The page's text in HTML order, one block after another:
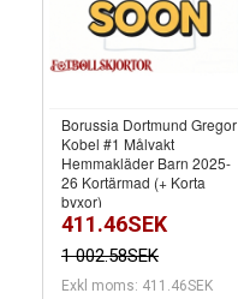
Borussia Dortmund Gregor
Kobel #1 Målvakt
Hemmakläder Barn 2025-
26 Kortärmad (+ Korta
byxor)
411.46SEK
1 002.58SEK
Exkl moms: 411.46SEK